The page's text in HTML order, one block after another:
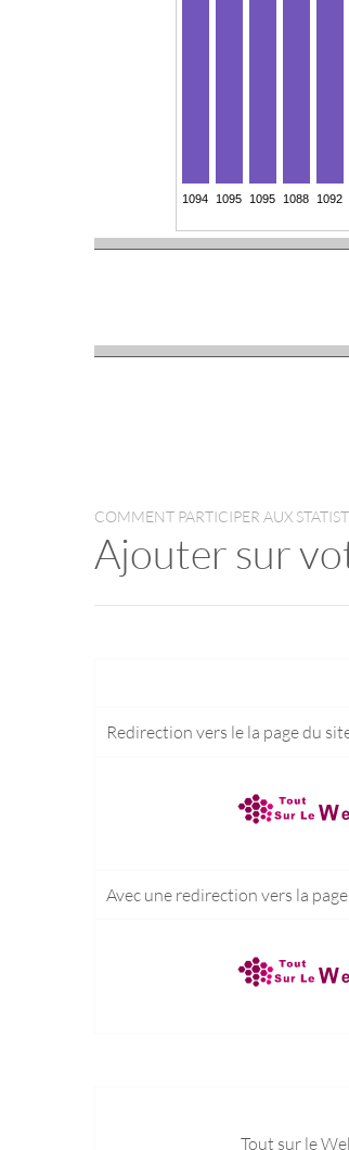
COMMENT PARTICIPER AUX
Ajouter sur
Redirection vers le la page du
Avec une redirection vers la
Tout sur le